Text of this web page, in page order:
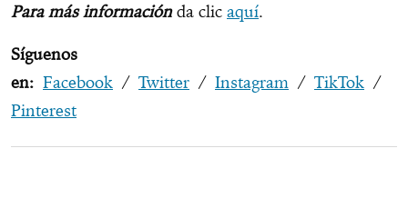
Para más informaciónda clic aquí.
Síguenos
en: Facebook / Twitter / Instagram / TikTok /
Pinterest